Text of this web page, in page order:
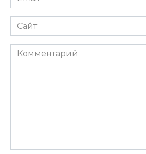
*
Сайт
Комментарий